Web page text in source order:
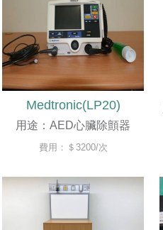
Medtronic(LP20)
用途：AED心臟除顫器
費用：＄3200/次